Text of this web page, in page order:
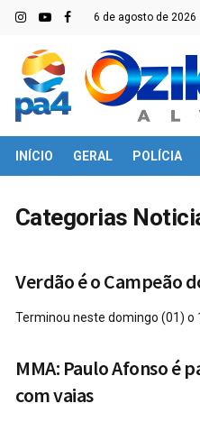
6 de agosto de 2026
INÍCIO GERAL POLÍCIA
Categorias
Verdão é o Campeão
Terminou neste domingo (01) o
MMA: Paulo Afonso é
com vaias